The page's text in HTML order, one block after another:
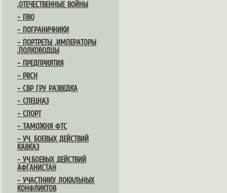
,ОТЕЧЕСТВЕННЫЕ ВОЙНЫ
– ПВО
– ПОГРАНИЧНИКИ
– ПОРТРЕТЫ ,ИМПЕРАТОРЫ
,ПОЛКОВОДЦЫ
– ПРЕДПРИЯТИЯ
– РВСН
– СВР ГРУ РАЗВЕДКА
– СПЕЦНАЗ
– СПОРТ
– ТАМОЖНЯ ФТС
– УЧ. БОЕВЫХ ДЕЙСТВИЙ
КАВКАЗ
– УЧ.БОЕВЫХ ДЕЙСТВИЙ
АФГАНИСТАН
– УЧАСТНИКУ ЛОКАЛЬНЫХ
КОНФЛИКТОВ